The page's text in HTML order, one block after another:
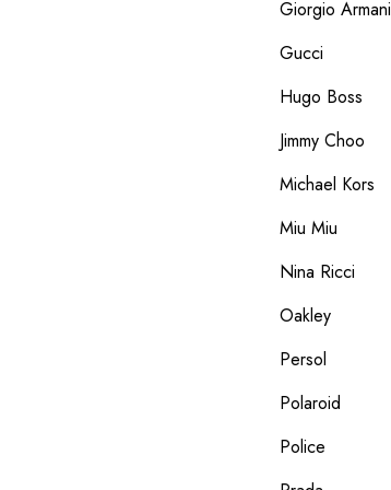
Giorgio Armani
Gucci
Hugo Boss
Jimmy Choo
Michael Kors
Miu Miu
Nina Ricci
Oakley
Persol
Polaroid
Police